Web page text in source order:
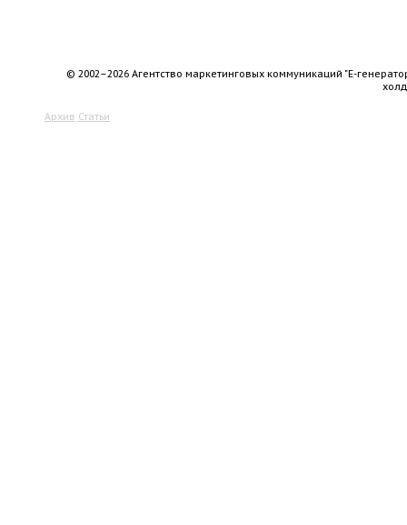
© 2002–2026 Агентство маркетинговых коммуникаций "Е-
Архив Статьи